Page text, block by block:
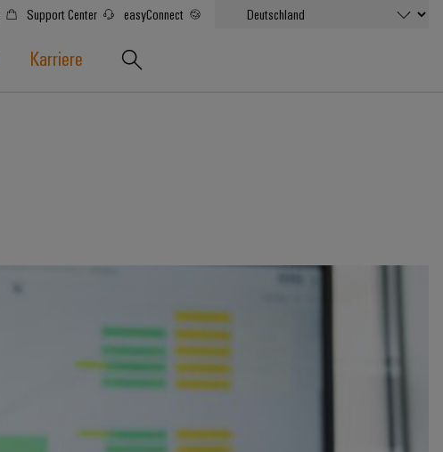
Support Center easyConnect
Karriere